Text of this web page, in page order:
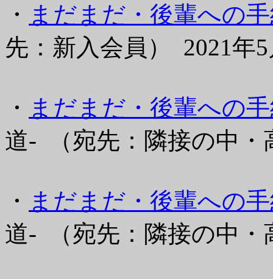
・ まだまだ・後輩への
先：新入会員） 2021年
・ まだまだ・後輩への
道- （宛先：隣接の中・
・ まだまだ・後輩への
道- （宛先：隣接の中・